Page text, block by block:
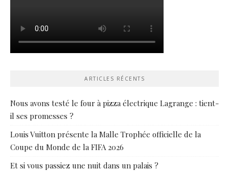
ARTICLES RÉCENTS
Nous avons testé le four à pizza électrique Lagrange : tient-
il ses promesses ?
Louis Vuitton présente la Malle Trophée officielle de la
Coupe du Monde de la FIFA 2026
Et si vous passiez une nuit dans un palais ?